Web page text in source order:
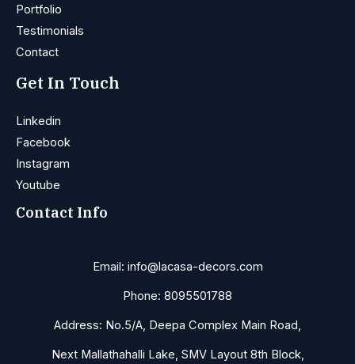
Portfolio
Testimonials
Contact
Get In Touch
Linkedin
Facebook
Instagram
Youtube
Contact Info
Email: info@lacasa-decors.com
Phone: 8095501788
Address: No.5/A, Deepa Complex Main Road,
Next Mallathahalli Lake, SMV Layout 8th Block,